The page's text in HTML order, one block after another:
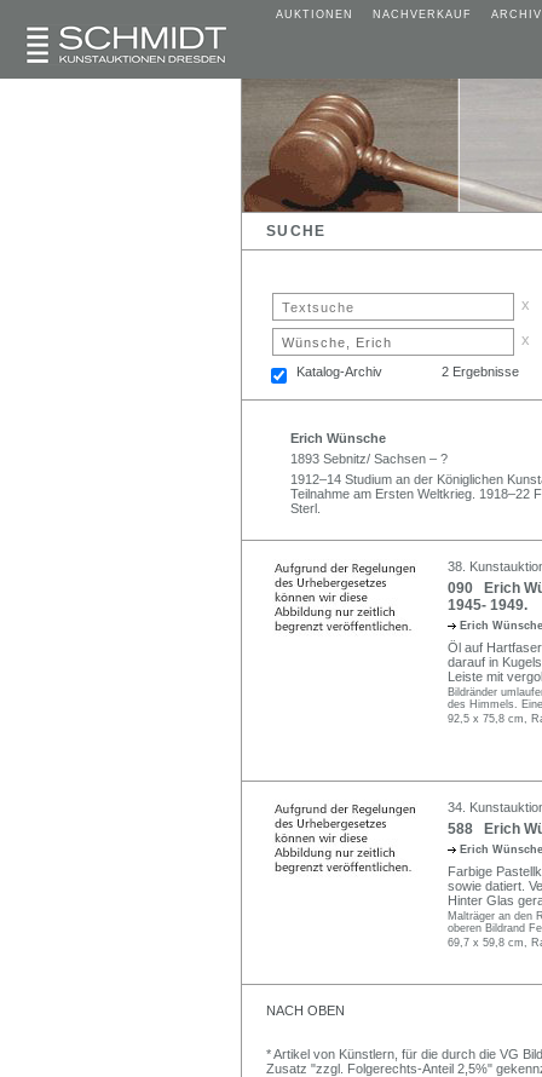
AUKTIONEN NACHVERKAUF ARCHIV
SUCHE
x
x
Katalog-Archiv 2 Ergebnisse
Erich Wünsche
1893 Sebnitz/ Sachsen – ?
1912–14 Studium an der Königlichen
Teilnahme am Ersten Weltkrieg. 1918–22
Sterl.
38.
090 Erich
1945- 1949.
Erich
Öl auf
darauf in
Leiste mit
Bildränder
des Himmels.
92,5 x 75,8 cm,
34.
588 Erich
Erich
Farbige
sowie datiert.
Hinter Glas
Malträger an den
oberen Bildrand
69,7 x 59,8 cm,
NACH OBEN
* Artikel von Künstlern, für die durch die VG
Zusatz "zzgl. Folgerechts-Anteil 2,5%"